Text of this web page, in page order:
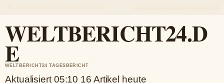
WELTBERICHT24.D
E
WELTBERICHT24 TAGESBERICHT
Aktualisiert 05:10 16 Artikel heute